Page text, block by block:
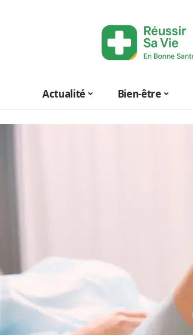
Actualité Bien-être